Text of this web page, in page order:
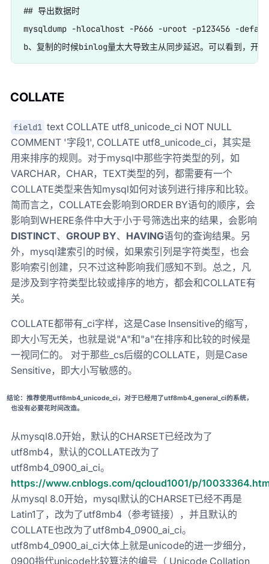
## 导出数据时
mysqldump -hlocalhost -P666 -uroot -p123456 -
COLLATE
field1 text COLLATE utf8_unicode_ci NOT NULL
COMMENT '字段1', COLLATE utf8_unicode_ci，其实是
用来排序的规则。对于mysql中那些字符类型的列，如
VARCHAR，CHAR，TEXT类型的列，都需要有一个
COLLATE类型来告知mysql如何对该列进行排序和比较。
简而言之，COLLATE会影响到ORDER BY语句的顺序，会
影响到WHERE条件中大于小于号筛选出来的结果，会影响
DISTINCT、 GROUP BY、 HAVING语句的查询结果。另
外，mysql建索引的时候，如果索引列是字符类型，也会
影响索引创建，只不过这种影响我们感知不到。总之，凡
是涉及到字符类型比较或排序的地方，都会和COLLATE有
关。
COLLATE都带有_ci字样，这是Case Insensitive的缩写，
即大小写无关，也就是说"A"和"a"在排序和比较的时候是
一视同仁的。 对于那些_cs后缀的COLLATE，则是Case
Sensitive，即大小写敏感的。
结论：推荐使用utf8mb4_unicode_ci，对于已经用了utf8mb4_general_ci的系统，
也没有必要花时间改造。
从mysql8.0开始，默认的CHARSET已经改为了
utf8mb4，默认的COLLATE改为了
utf8mb4_0900_ai_ci。
https://www.cnblogs.com/qcloud1001/p/
从mysql 8.0开始，mysql默认的CHARSET已经不再是
Latin1了，改为了utf8mb4（参考链接），并且默认的
COLLATE也改为了utf8mb4_0900_ai_ci。
utf8mb4_0900_ai_ci大体上就是unicode的进一步细分，
0900指代unicode比较算法的编号（ Unicode Collation